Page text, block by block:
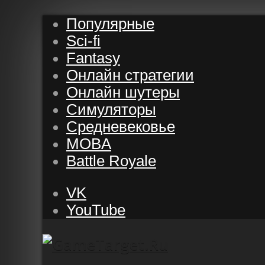
Популярные
Sci-fi
Fantasy
Онлайн стратегии
Онлайн шутеры
Симуляторы
Средневековье
MOBA
Battle Royale
VK
YouTube